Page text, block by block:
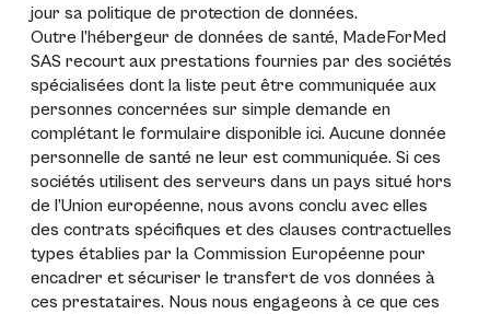
jour sa politique de protection de données.
Outre l’hébergeur de données de santé, MadeForMed
SAS recourt aux prestations fournies par des sociétés
spécialisées dont la liste peut être communiquée aux
personnes concernées sur simple demande en
complétant le formulaire disponible ici. Aucune donnée
personnelle de santé ne leur est communiquée. Si ces
sociétés utilisent des serveurs dans un pays situé hors
de l’Union européenne, nous avons conclu avec elles
des contrats spécifiques et des clauses contractuelles
types établies par la Commission Européenne pour
encadrer et sécuriser le transfert de vos données à
ces prestataires. Nous nous engageons à ce que ces